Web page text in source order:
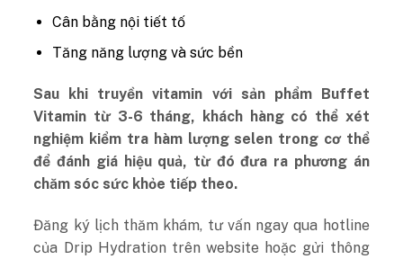
Cân bằng nội tiết tố
Tăng năng lượng và sức bền
Sau khi truyền vitamin với sản phẩm Buffet
Vitamin từ 3-6 tháng, khách hàng có thể xét
nghiệm kiểm tra hàm lượng selen trong cơ thể
để đánh giá hiệu quả, từ đó đưa ra phương án
chăm sóc sức khỏe tiếp theo.
Đăng ký lịch thăm khám, tư vấn ngay qua hotline
của Drip Hydration trên website hoặc gửi thông